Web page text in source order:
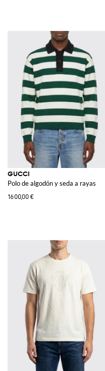
GUCCI
Polo de algodón y seda a rayas
1600,00 €